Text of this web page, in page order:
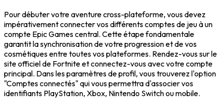
Pour débuter votre aventure cross-plateforme, vous devez
impérativement connecter vos différents comptes de jeu à un
compte Epic Games central. Cette étape fondamentale
garantit la synchronisation de votre progression et de vos
cosmétiques entre toutes vos plateformes. Rendez-vous sur le
site officiel de Fortnite et connectez-vous avec votre compte
principal. Dans les paramètres de profil, vous trouverez l'option
"Comptes connectés" qui vous permettra d'associer vos
identifiants PlayStation, Xbox, Nintendo Switch ou mobile.